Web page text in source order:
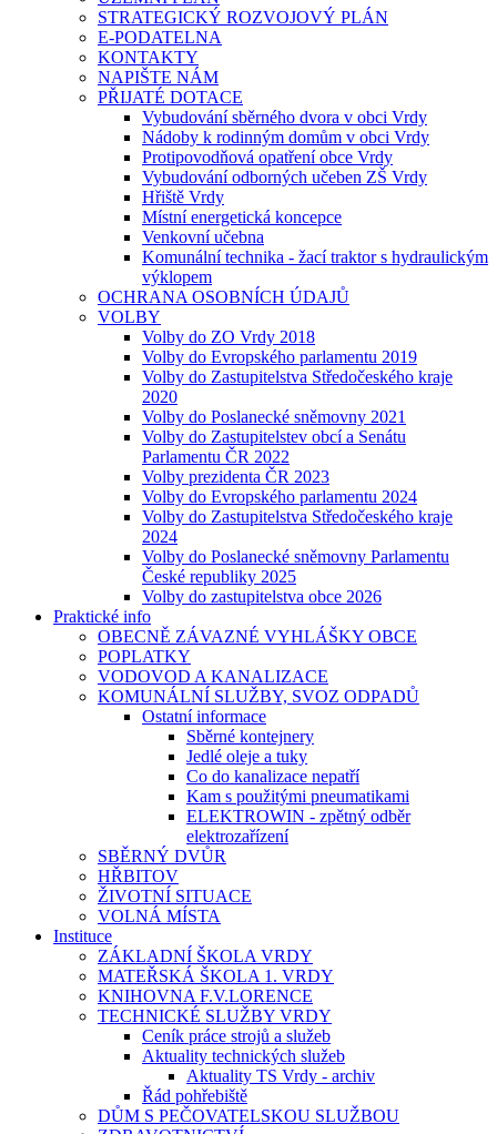
STRATEGICKÝ ROZVOJOVÝ PLÁN
E-PODATELNA
KONTAKTY
NAPIŠTE NÁM
PŘIJATÉ DOTACE
Vybudování sběrného dvora v obci Vrdy
Nádoby k rodinným domům v obci Vrdy
Protipovodňová opatření obce Vrdy
Vybudování odborných učeben ZŠ Vrdy
Hřiště Vrdy
Místní energetická koncepce
Venkovní učebna
Komunální technika - žací traktor s hydraulickým
výklopem
OCHRANA OSOBNÍCH ÚDAJŮ
VOLBY
Volby do ZO Vrdy 2018
Volby do Evropského parlamentu 2019
Volby do Zastupitelstva Středočeského kraje
2020
Volby do Poslanecké sněmovny 2021
Volby do Zastupitelstev obcí a Senátu
Parlamentu ČR 2022
Volby prezidenta ČR 2023
Volby do Evropského parlamentu 2024
Volby do Zastupitelstva Středočeského kraje
2024
Volby do Poslanecké sněmovny Parlamentu
České republiky 2025
Volby do zastupitelstva obce 2026
Praktické info
OBECNĚ ZÁVAZNÉ VYHLÁŠKY OBCE
POPLATKY
VODOVOD A KANALIZACE
KOMUNÁLNÍ SLUŽBY, SVOZ ODPADŮ
Ostatní informace
Sběrné kontejnery
Jedlé oleje a tuky
Co do kanalizace nepatří
Kam s použitými pneumatikami
ELEKTROWIN - zpětný odběr
elektrozařízení
SBĚRNÝ DVŮR
HŘBITOV
ŽIVOTNÍ SITUACE
VOLNÁ MÍSTA
Instituce
ZÁKLADNÍ ŠKOLA VRDY
MATEŘSKÁ ŠKOLA 1. VRDY
KNIHOVNA F.V.LORENCE
TECHNICKÉ SLUŽBY VRDY
Ceník práce strojů a služeb
Aktuality technických služeb
Aktuality TS Vrdy - archiv
Řád pohřebiště
DŮM S PEČOVATELSKOU SLUŽBOU